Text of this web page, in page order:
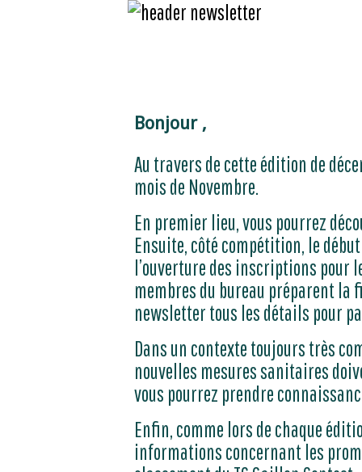
Bonjour ,
Au travers de cette édition de
mois de Novembre.
En premier lieu, vous pourrez
Ensuite, côté compétition, le
l’ouverture des inscriptions pour
membres du bureau préparent la
newsletter tous les détails pour
Dans un contexte toujours très
nouvelles mesures sanitaires
vous pourrez prendre
Enfin, comme lors de chaque
informations concernant les